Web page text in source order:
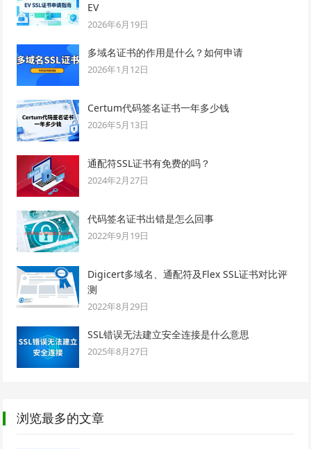
EV
2026年6月19日
多域名证书的作用是什么？如何申请
2026年1月12日
Certum代码签名证书一年多少钱
2026年5月13日
通配符SSL证书有免费的吗？
2024年2月27日
代码签名证书出错是怎么回事
2022年9月19日
Digicert多域名、通配符及Flex SSL证书对比评
测
2022年8月29日
SSL错误无法建立安全连接是什么意思
2025年8月27日
浏览最多的文章